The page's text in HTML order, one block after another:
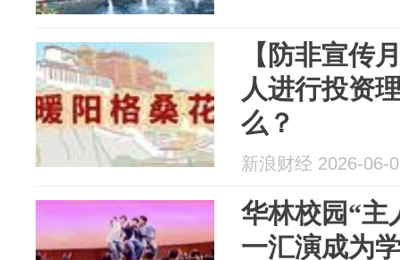
【防非宣传
人进行投资
么？
新浪财经 2026-06-
华林校园“主
一汇演成为